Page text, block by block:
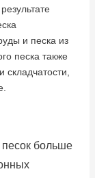
и песка из
песка также
больше